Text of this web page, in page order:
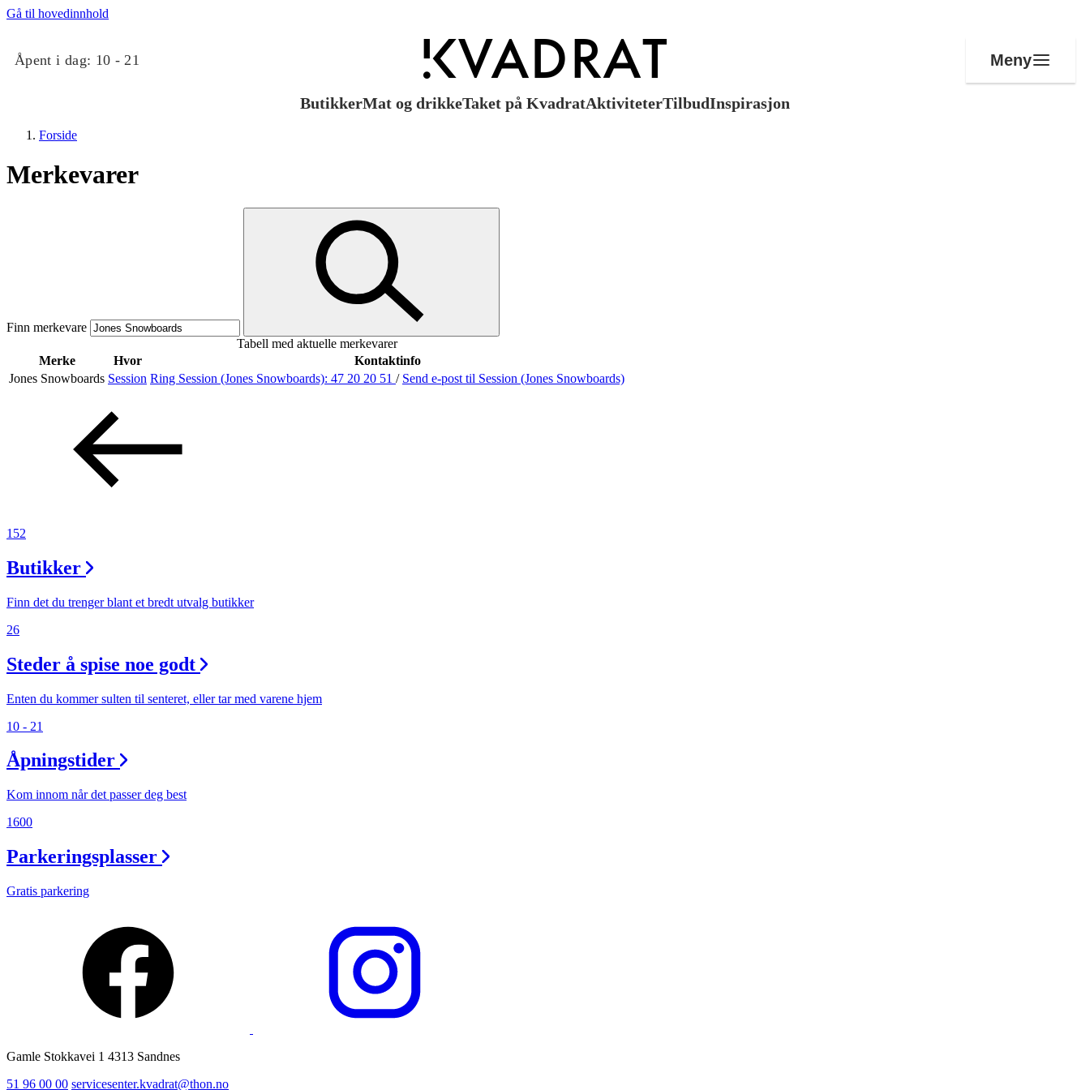
Gå til hovedinnhold
Åpent i dag: 10 - 21 Meny
ButikkerMat og drikkeTaket på KvadratAktiviteterTilbudInspirasjon
Mat og drikke
Taket på Kvadrat
Aktiviteter
Tilbud
Søk
Åpningstider
Praktisk informasjon
Magasin
Forside
Merkevarer
Finn merkevare
Tabell med aktuelle merkevarer
Merke
Hvor
Kontaktinfo
Jones Snowboards Session Ring Session (Jones Snowboards): 47 20 20 51 / Send e-post til Session (Jones Snowboards)
152
Butikker
Finn det du trenger blant et bredt utvalg butikker
26
Steder å spise noe godt
Enten du kommer sulten til senteret, eller tar med varene hjem
10 - 21
Åpningstider
Kom innom når det passer deg best
1600
Parkeringsplasser
Gratis parkering
Gamle Stokkavei 1 4313 Sandnes
51 96 00 00 servicesenter.kvadrat@thon.no